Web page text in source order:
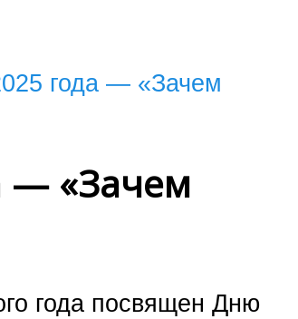
года — «Зачем
— «Зачем
года посвящен Дню